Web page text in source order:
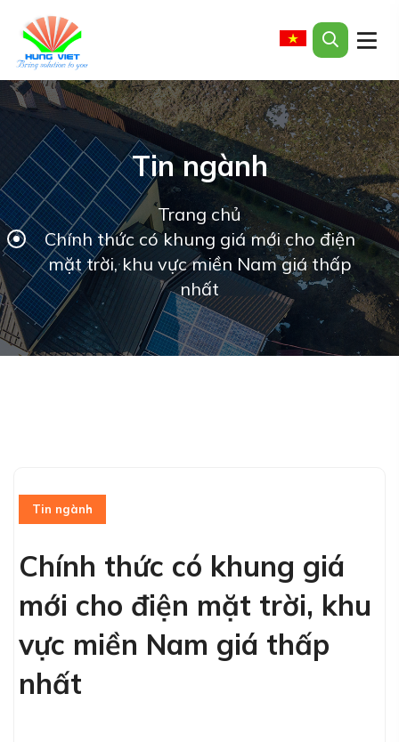
Tin ngành
Trang chủ
Chính thức có khung giá mới cho điện
mặt trời, khu vực miền Nam giá thấp
nhất
Tin ngành
Chính thức có khung giá
mới cho điện mặt trời, khu
vực miền Nam giá thấp
nhất